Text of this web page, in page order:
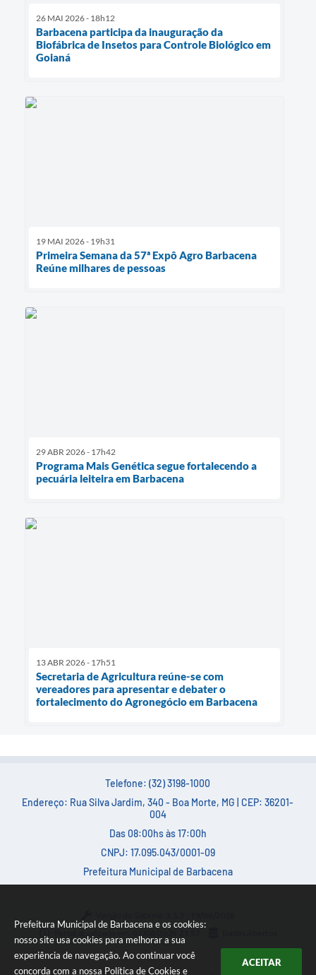
Prefeitura Municipal de Barbacena e os cookies:
nosso site usa cookies para melhorar a sua
experiência de navegação. Ao continuar você
concorda com a nossa Política de Cookies e
ACEITAR
26 MAI 2026 - 18h12
Barbacena participa da inauguração da
Biofábrica de Insetos para Controle Biológico em
Goianá
19 MAI 2026 - 19h31
Primeira Semana da 57ª Expô Agro Barbacena
Reúne milhares de pessoas
29 ABR 2026 - 17h42
Programa Mais Genética segue fortalecendo a
pecuária leiteira em Barbacena
13 ABR 2026 - 17h51
Secretaria de Agricultura reúne-se com
vereadores para apresentar e debater o
fortalecimento do Agronegócio em Barbacena
Telefone: (32) 3198-1000
Endereço: Rua Silva Jardim, 340 - Boa Morte, MG | CEP: 36201-
004
Das 08:00hs às 17:00h
CNPJ: 17.095.043/0001-09
Prefeitura Municipal de Barbacena